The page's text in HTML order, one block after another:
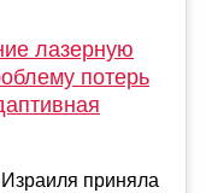
лазерную
потерь
приняла